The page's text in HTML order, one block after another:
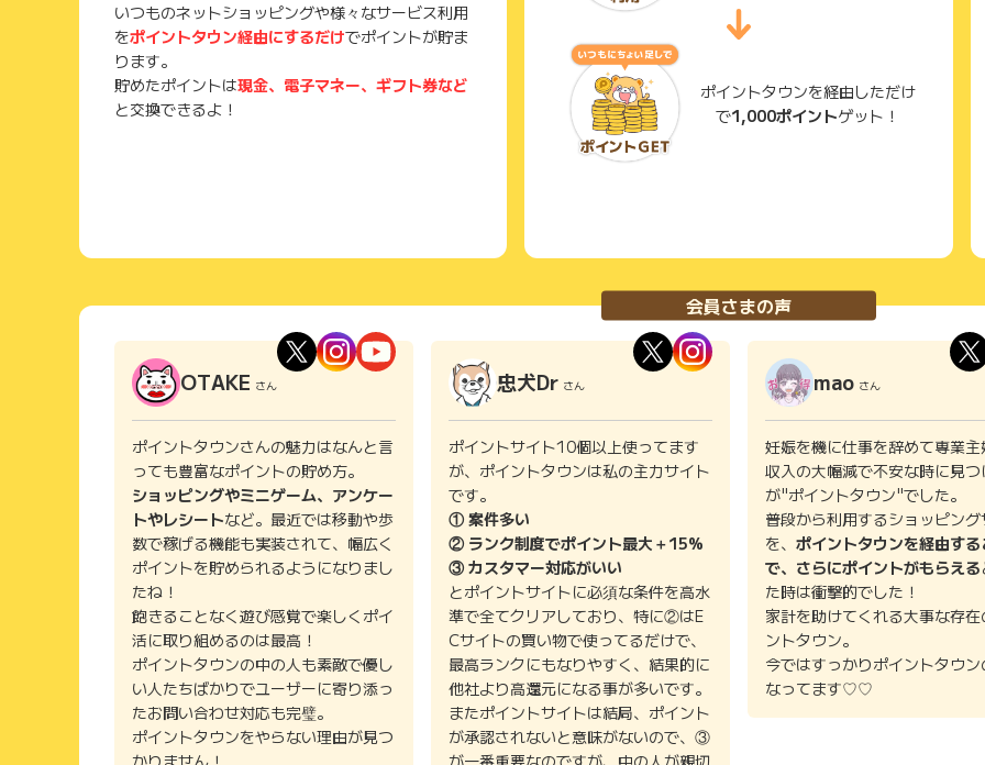
いつものネットショッピングや様々なサービス利用
をポイントタウン経由にするだけでポイントが貯ま
ります。
貯めたポイントは現金、電子マネー、ギフト券など
と交換できるよ！
ポイントタウンを経由しただけ
で1,000ポイントゲット！
会員さまの声
OTAKE さん
ポイントタウンさんの魅力はなんと言
っても豊富なポイントの貯め方。
ショッピングやミニゲーム、アンケー
トやレシートなど。最近では移動や歩
数で稼げる機能も実装されて、幅広く
ポイントを貯められるようになりまし
たね！
飽きることなく遊び感覚で楽しくポイ
活に取り組めるのは最高！
ポイントタウンの中の人も素敵で優し
い人たちばかりでユーザーに寄り添っ
たお問い合わせ対応も完璧。
ポイントタウンをやらない理由が見つ
かりません！
忠犬Dr さん
ポイントサイト10個以上使ってます
が、ポイントタウンは私の主力サイト
です。
① 案件多い
② ランク制度でポイント最大＋15%
③ カスタマー対応がいい
とポイントサイトに必須な条件を高水
準で全てクリアしており、特に②はE
Cサイトの買い物で使ってるだけで、
最高ランクにもなりやすく、結果的に
他社より高還元になる事が多いです。
またポイントサイトは結局、ポイント
が承認されないと意味がないので、③
が一番重要なのですが、中の人が親切
mao さん
妊娠を機に仕事を辞めて専業主
収入の大幅減で不安な時に見つ
が"ポイントタウン"でした。
普段から利用するショッピング
を、 ポイントタウンを経由する
で、さらにポイントがもらえる
た時は衝撃的でした！
家計を助けてくれる大事な存在
ントタウン。
今ではすっかりポイントタウン
なってます♡♡